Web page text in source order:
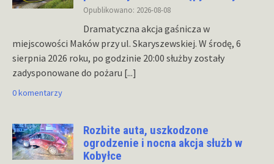
Opublikowano: 2026-08-08
Dramatyczna akcja gaśnicza w
miejscowości Maków przy ul. Skaryszewskiej. W środę, 6
sierpnia 2026 roku, po godzinie 20:00 służby zostały
zadysponowane do pożaru [...]
0 komentarzy
Rozbite auta, uszkodzone
ogrodzenie i nocna akcja służb w
Kobyłce